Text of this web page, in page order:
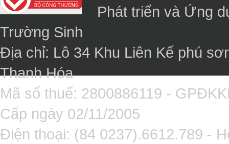
Phát triển và Ứng
Trường Sinh
Địa chỉ: Lô 34 Khu Liên Kế phú
Thanh Hóa
Mã số thuế: 2800886119 -
Cấp ngày 02/11/2005
Điện thoại: (84 0237).6612.789 -